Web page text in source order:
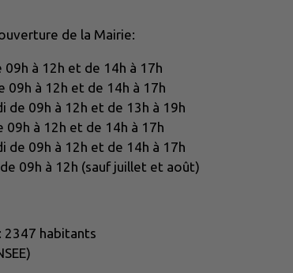
de la Mairie:
09h à 12h et de 14h à 17h
09h à 12h et de 14h à 17h
de 09h à 12h et de 13h à 19h
09h à 12h et de 14h à 17h
de 09h à 12h et de 14h à 17h
09h à 12h (sauf juillet et août)
2347 habitants